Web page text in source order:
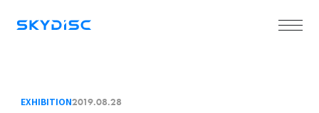
EXHIBITION2019.08.28